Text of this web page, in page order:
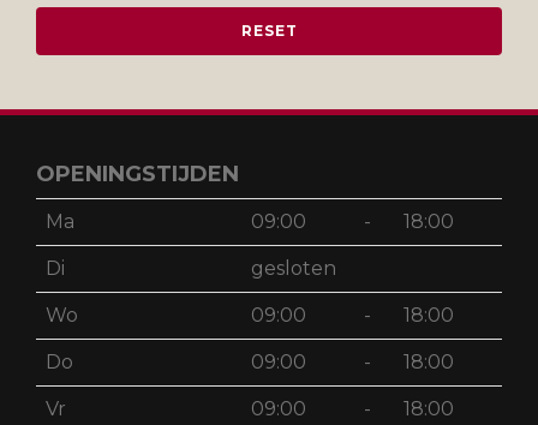
OPENINGSTIJDEN
Ma 09:00 - 18:00
Di gesloten
Wo 09:00 - 18:00
Do 09:00 - 18:00
Vr 09:00 - 18:00